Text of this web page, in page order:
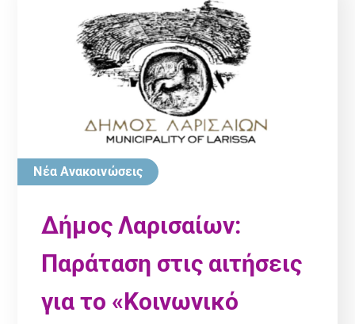
Νέα Ανακοινώσεις
Δήμος Λαρισαίων:
Παράταση στις αιτήσεις
για το «Κοινωνικό